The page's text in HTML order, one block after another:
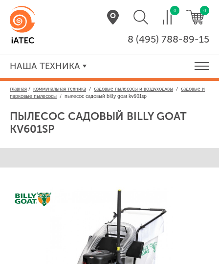
0 0
8 (495) 788-89-15
НАША ТЕХНИКА
главная / коммунальная техника / садовые пылесосы и воздуходувы / садовые и
парковые пылесосы / пылесос садовый billy goat kv601sp
ПЫЛЕСОС САДОВЫЙ BILLY GOAT
KV601SP